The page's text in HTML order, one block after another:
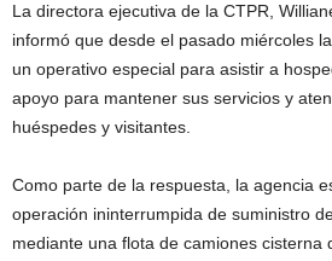
La directora ejecutiva de la CTPR,
informó que desde el pasado miércoles
un operativo especial para asistir a
apoyo para mantener sus servicios y
huéspedes y visitantes.
Como parte de la respuesta, la agencia
operación ininterrumpida de suministro
mediante una flota de camiones cisterna